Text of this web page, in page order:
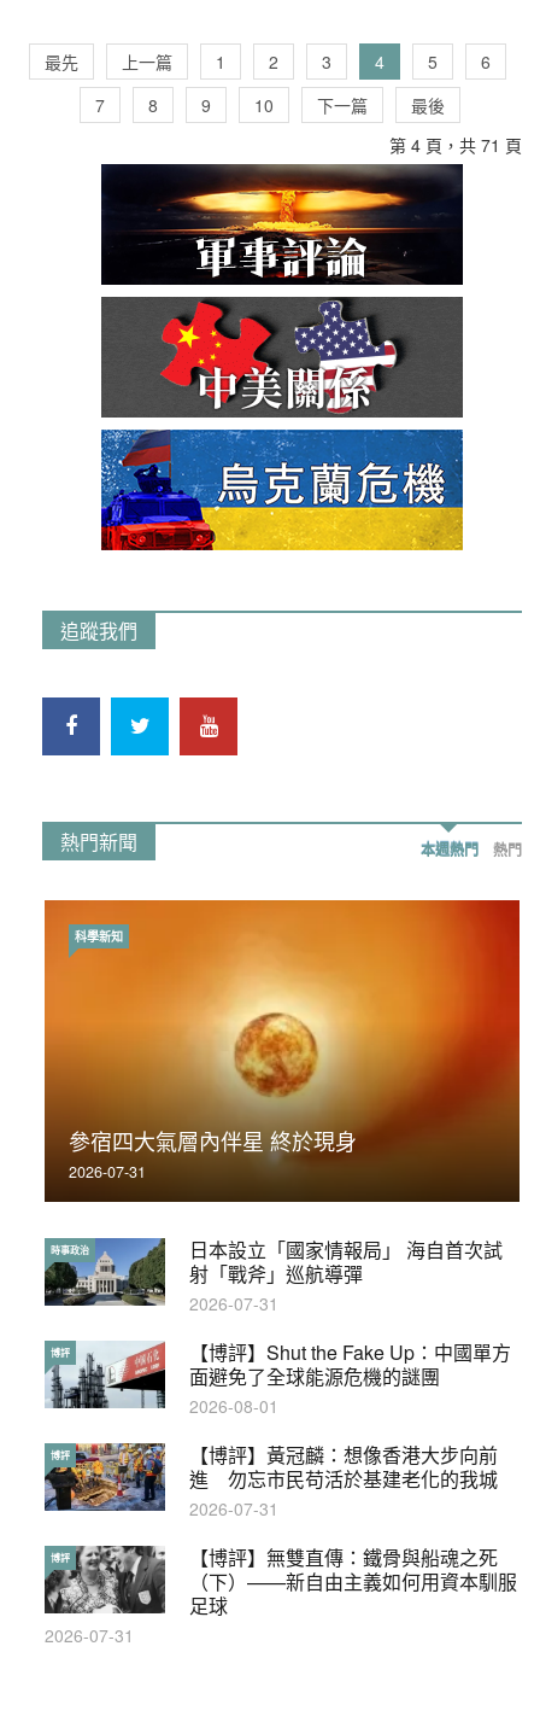
最先 上一篇 1 2 3 4 5
6
7
8 9 10 下一篇
最後
第 4 頁，共 71 頁
追蹤我們
熱門新聞 本週熱門 熱門
參宿四大氣層內伴星 終於現身
2026-07-31
科學新知
日本設立「國家情報局」 海自首次試
射「戰斧」巡航導彈
時事政治
2026-07-31
【博評】Shut the Fake Up：中國單方
面避免了全球能源危機的謎團
博評
2026-08-01
【博評】黃冠麟：想像香港大步向前
進 勿忘市民苟活於基建老化的我城
博評
2026-07-31
【博評】無雙直傳：鐵骨與船魂之死
（下）——新自由主義如何用資本馴服
足球
博評
2026-07-31
荃灣反黑組「砌生豬肉」砌錯O記臥底4警員
被控
2019-11-01
時事政治
【輕百科】被抽中當陪審員能拒絕嗎？
輕百科
2017-10-17
【輕盤點】集會遊行陸續有來？一文盡
覽8月示威活動
輕盤點
2019-08-30
本港保護兒童法例雜亂互相矛盾家長易
墮法網
特稿
2019-05-21
【輕百科】甚麼按摩院要領牌？顧客涉
及刑責嗎？
輕百科
2021-05-13